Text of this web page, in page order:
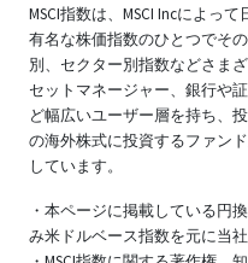
MSCI指数は、MSCI Incによっ
有名な株価指数のひとつでそ
別、セクター別指数などさま
セットマネージャー、銀行や
ど幅広いユーザー層を持ち、
の海外株式に投資するファン
しています。
・本ページに掲載している円
み米ドルベース指数を元に当